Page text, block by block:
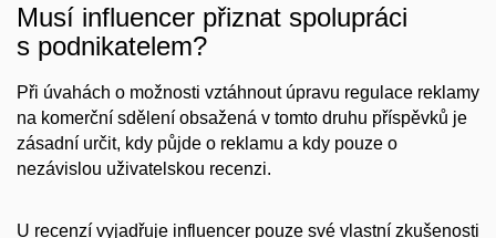
Musí influencer přiznat spolupráci
s podnikatelem?
Při úvahách o možnosti vztáhnout úpravu regulace reklamy
na komerční sdělení obsažená v tomto druhu příspěvků je
zásadní určit, kdy půjde o reklamu a kdy pouze o
nezávislou uživatelskou recenzi.
U recenzí vyjadřuje influencer pouze své vlastní zkušenosti